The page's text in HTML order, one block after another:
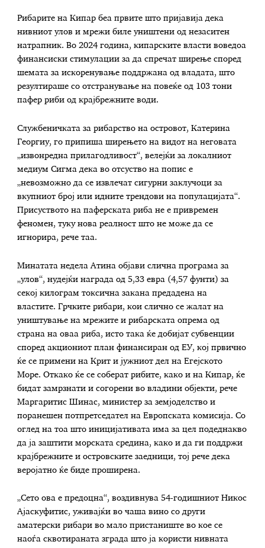
Рибарите на Кипар беа првите што пријавија дека
нивниот улов и мрежи биле уништени од незаситен
натрапник. Во 2024 година, кипарските власти воведоа
финансиски стимулации за да спречат ширење според
шемата за искоренување поддржана од владата, што
резултираше со отстранување на повеќе од 103 тони
пафер риби од крајбрежните води.
Службеничката за рибарство на островот, Катерина
Георгиу, го припиша ширењето на видот на неговата
„извонредна прилагодливост“, велејќи за локалниот
медиум Сигма дека во отсуство на попис е
„невозможно да се извлечат сигурни заклучоци за
вкупниот број или идните трендови на популацијата“.
Присуството на паферската риба не е привремен
феномен, туку нова реалност што не може да се
игнорира, рече таа.
Минатата недела Атина објави слична програма за
„улов“, нудејќи награда од 5,33 евра (4,57 фунти) за
секој килограм токсична закана предадена на
властите. Грчките рибари, кои слично се жалат на
уништување на мрежите и рибарската опрема од
страна на оваа риба, исто така ќе добијат субвенции
според акциониот план финансиран од ЕУ, кој првично
ќе се примени на Крит и јужниот дел на Егејското
Море. Откако ќе се соберат рибите, како и на Кипар, ќе
бидат замрзнати и согорени во владини објекти, рече
Маргаритис Шинас, министер за земјоделство и
поранешен потпретседател на Европската комисија. Со
оглед на тоа што иницијативата има за цел подеднакво
да ја заштити морската средина, како и да ги поддржи
крајбрежните и островските заедници, тој рече дека
веројатно ќе биде проширена.
„Сето ова е предоцна“, воздивнува 54-годишниот Никос
Ајаскуфитис, уживајќи во чаша вино со други
аматерски рибари во мало пристаниште во кое се
наоѓа сквотираната зграда што ја користи нивната